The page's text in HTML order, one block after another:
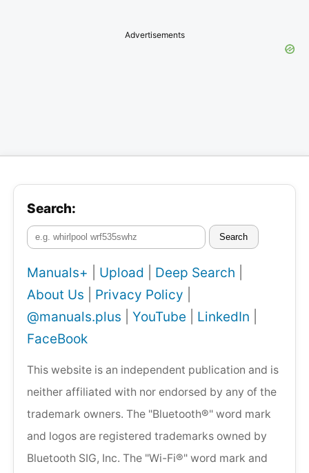
Advertisements
Search:
Search
Manuals+ Upload Deep Search
About Us
Privacy Policy
@manuals.plus
YouTube LinkedIn
FaceBook
This website is an independent publication and is
neither affiliated with nor endorsed by any of the
trademark owners. The "Bluetooth®" word mark
and logos are registered trademarks owned by
Bluetooth SIG, Inc. The "Wi-Fi®" word mark and